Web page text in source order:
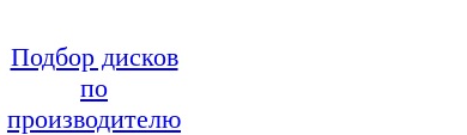
Подбор дисков
по
производителю